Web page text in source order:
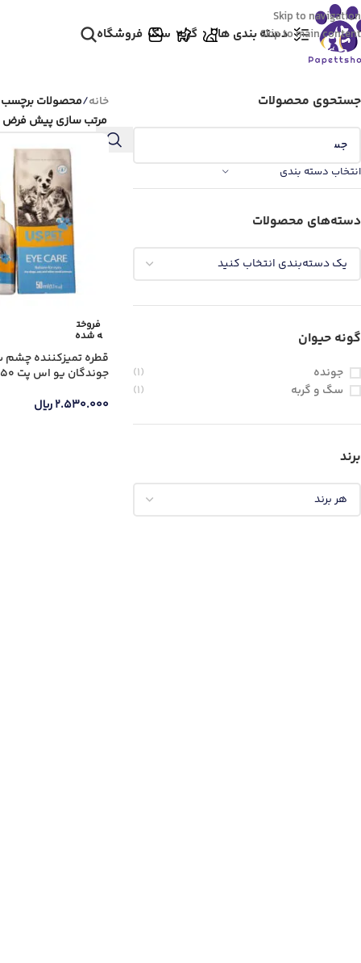
Skip to navigation
Skip to main contentدسته بندی ها گربه سگ فروشگاه
جستحوی محصولات
انتخاب دسته بندی
دسته‌های محصولات
گونه حیوان
جونده
(1)
سگ و گربه
(1)
برند
خانه/محصولات برچسب
فروخت
ه شده
قطره تمیزکننده
جوندگان یو اس پت 50 میلی لیتر
۲.۵۳۰.۰۰۰ریال